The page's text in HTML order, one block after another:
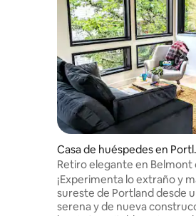
Casa de huéspedes en
d
Retiro elegante en Belmont
los árboles y cama king
¡Experimenta lo extraño y
sureste de Portland desde
serena y de nueva